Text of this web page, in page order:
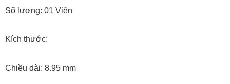
Số lượng: 01 Viên
Kích thước:
Chiều dài: 8.95 mm